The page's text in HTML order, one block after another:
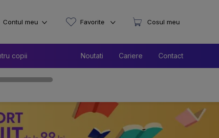
copii Noutati Cariere Contact
Contul meu Favorite Cosul meu